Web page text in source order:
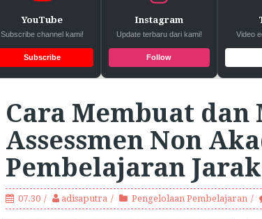
YouTube
Subscribe channel kami!
Subscribe
Instagram
Update terbaru dari kami!
Follow
Video
Cara Membuat
Assessmen Non
Pembelajaran
07.30 adisaputra Pengelolaan Pembelajaran